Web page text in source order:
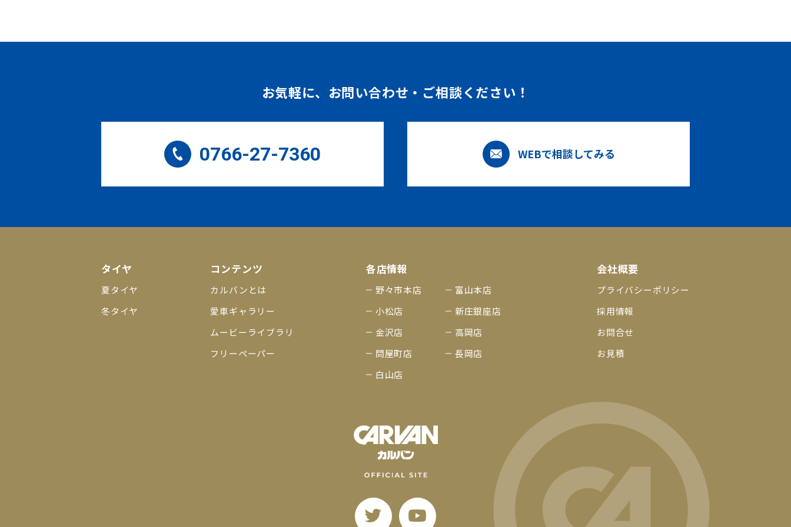
お気軽に、 お問い合わせ・ご相談ください！
0766-27-7360 WEBで相談してみる
タイヤ
夏タイヤ
冬タイヤ
コンテンツ
カルバンとは
愛車ギャラリー
ムービーライブラリ
フリーペーパー
各店情報
野々市本店
富山本店
小松店
新庄銀座店
金沢店
高岡店
問屋町店
長岡店
白山店
会社概要
プライバシーポリシー
採用情報
お問合せ
お見積